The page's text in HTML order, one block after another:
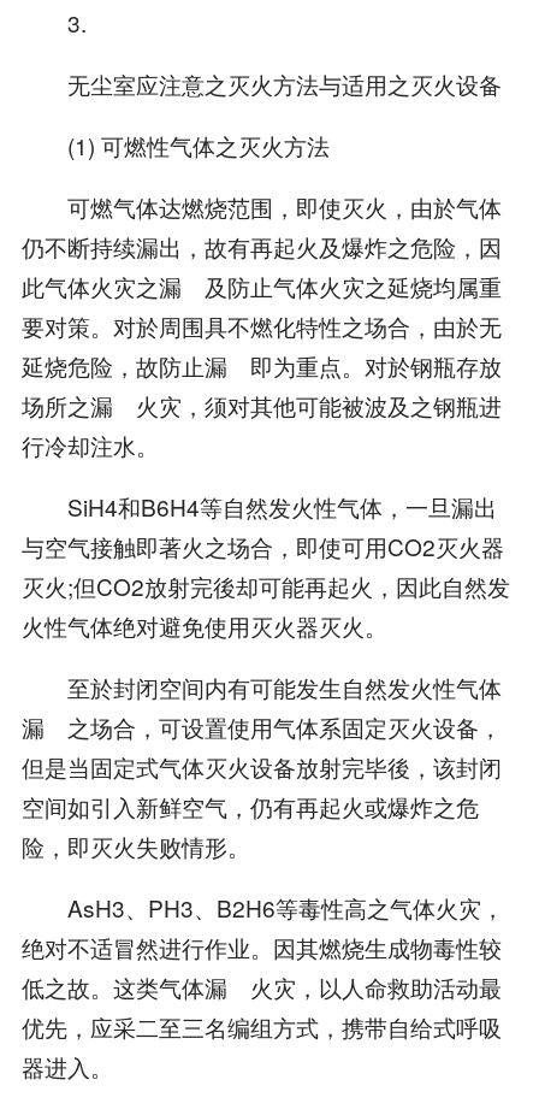
3.
无尘室应注意之灭火方法与适用之灭火设备
(1) 可燃性气体之灭火方法
可燃气体达燃烧范围，即使灭火，由於气体
仍不断持续漏出，故有再起火及爆炸之危险，因
此气体火灾之漏 及防止气体火灾之延烧均属重
要对策。对於周围具不燃化特性之场合，由於无
延烧危险，故防止漏 即为重点。对於钢瓶存放
场所之漏 火灾，须对其他可能被波及之钢瓶进
行冷却注水。
SiH4和B6H4等自然发火性气体，一旦漏出
与空气接触即著火之场合，即使可用CO2灭火器
灭火;但CO2放射完後却可能再起火，因此自然发
火性气体绝对避免使用灭火器灭火。
至於封闭空间内有可能发生自然发火性气体
漏 之场合，可设置使用气体系固定灭火设备，
但是当固定式气体灭火设备放射完毕後，该封闭
空间如引入新鲜空气，仍有再起火或爆炸之危
险，即灭火失败情形。
AsH3、PH3、B2H6等毒性高之气体火灾，
绝对不适冒然进行作业。因其燃烧生成物毒性较
低之故。这类气体漏 火灾，以人命救助活动最
优先，应采二至三名编组方式，携带自给式呼吸
器进入。